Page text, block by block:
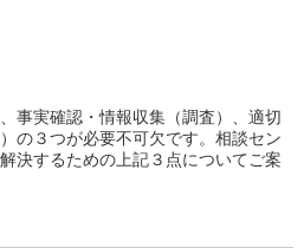
事実確認・情報収集（調査）、適切
の３つが必要不可欠です。相談セン
決するための上記３点についてご案